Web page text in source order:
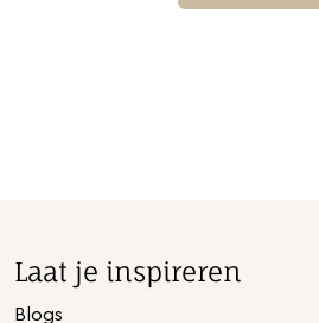
Laat je inspireren
Blogs